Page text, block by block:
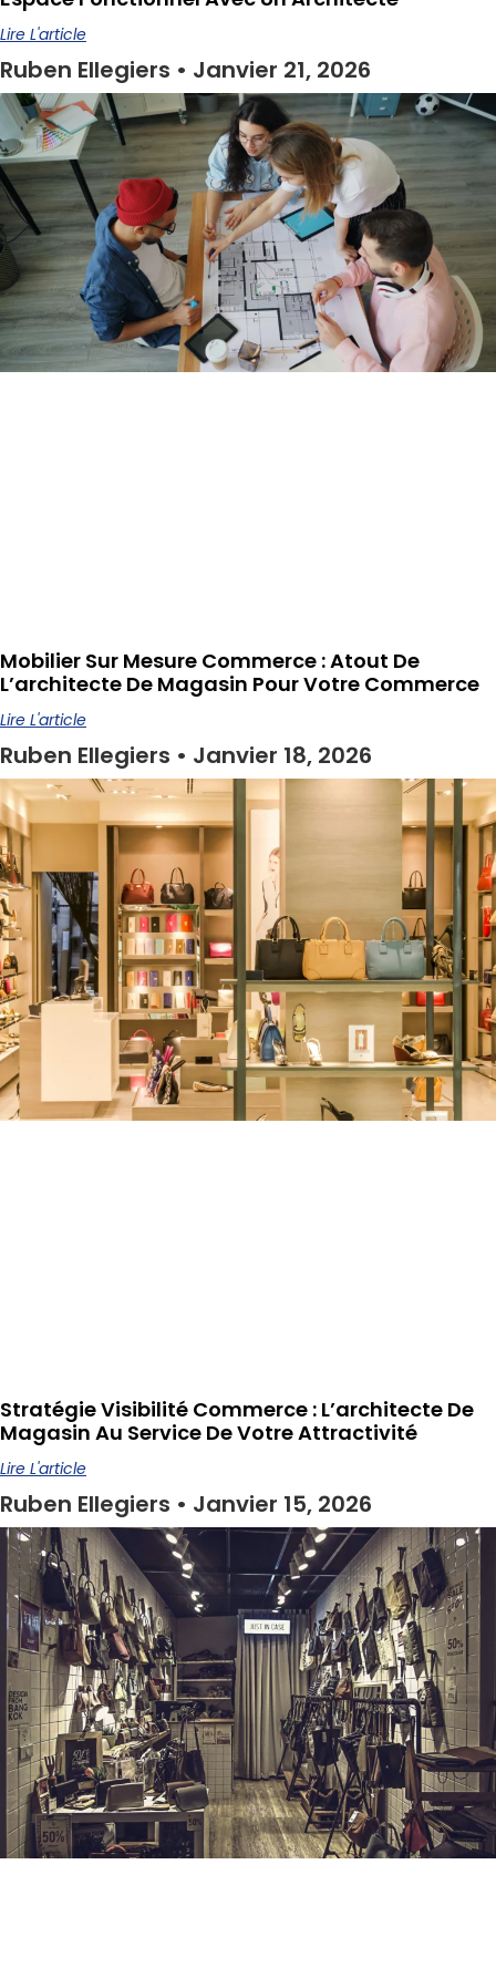
Lire L'article
Ruben Ellegiers Janvier 21, 2026
Mobilier Sur Mesure Commerce : Atout De
L’architecte De Magasin Pour Votre Commerce
Lire L'article
Ruben Ellegiers Janvier 18, 2026
Stratégie Visibilité Commerce : L’architecte De
Magasin Au Service De Votre Attractivité
Lire L'article
Ruben Ellegiers Janvier 15, 2026